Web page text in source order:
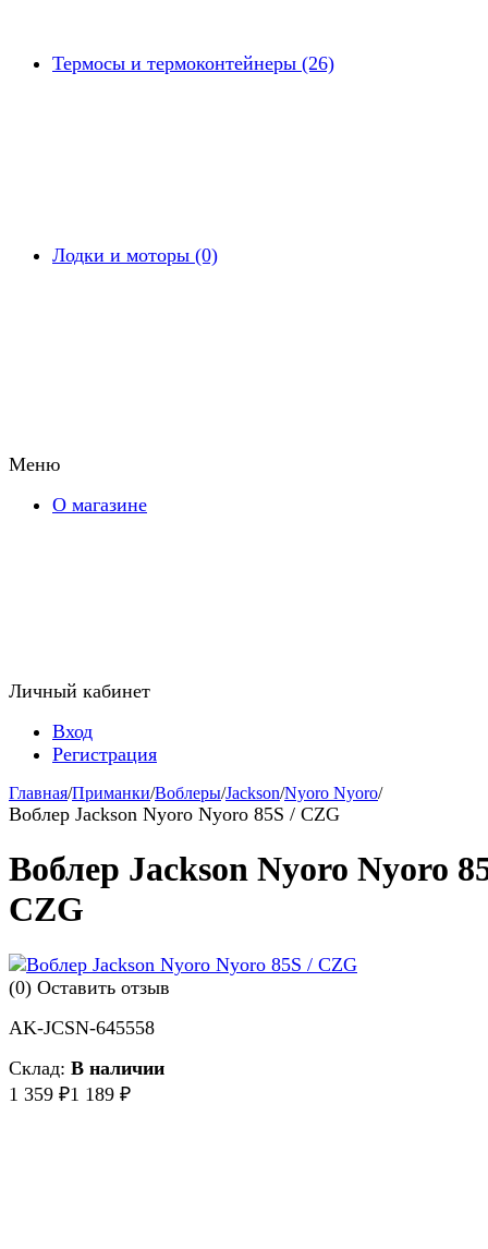
Термосы и термоконтейнеры (26)
Лодки и моторы (0)
Меню
О магазине
Личный кабинет
Вход
Регистрация
Главная/Приманки/Воблеры/Jackson/Nyoro Nyoro/
Воблер Jackson Nyoro Nyoro 85S / CZG
Воблер Jackson Nyoro Nyoro
CZG
(0) Оставить отзыв
AK-JCSN-645558
Склад: В наличии
1 359 ₽1 189 ₽